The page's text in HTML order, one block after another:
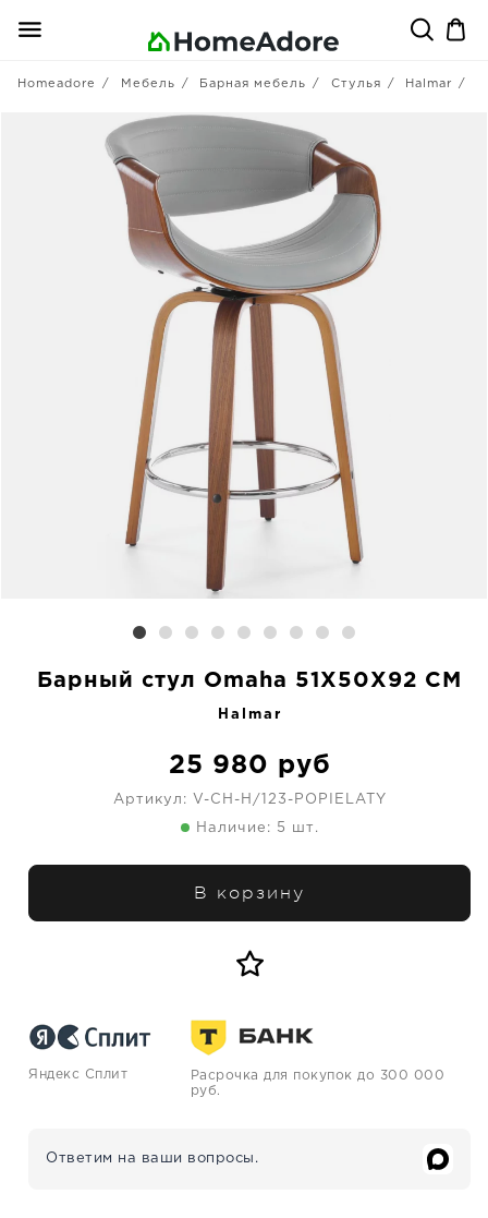
Homeadore Мебель Барная мебель Стулья Halmar
Барный стул Omaha 51X50X92 CM
Halmar
25 980 руб
Артикул: V-CH-H/123-POPIELATY
Наличие: 5 шт.
В корзину
Яндекс Сплит
Расрочка для покупок до 300 000
руб.
Ответим на ваши вопросы.